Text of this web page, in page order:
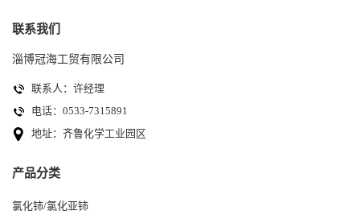
联系我们
淄博冠海工贸有限公司
联系人：许经理
电话：0533-7315891
地址：齐鲁化学工业园区
产品分类
氯化铈/氯化亚铈